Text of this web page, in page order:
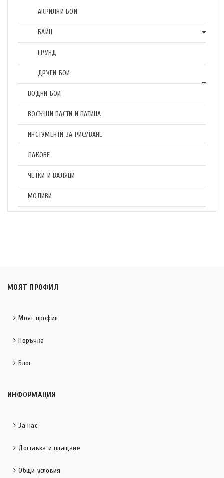
АКРИЛНИ БОИ
БАЙЦ
ГРУНД
ДРУГИ БОИ
ВОДНИ БОИ
ВОСЪЧНИ ПАСТИ И ПАТИНА
ИНСТУМЕНТИ ЗА РИСУВАНЕ
ЛАКОВЕ
ЧЕТКИ И ВАЛЯЦИ
МОЛИВИ
МОЯТ ПРОФИЛ
Моят профил
Поръчка
Блог
ИНФОРМАЦИЯ
За нас
Доставка и плащане
Общи условия